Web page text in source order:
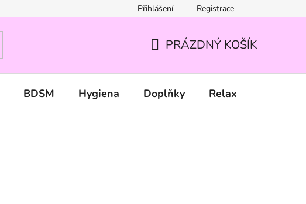
Přihlášení Registrace
KOŠÍK
PRÁZDNÝ KOŠÍK
BDSM Hygiena Doplňky Relax